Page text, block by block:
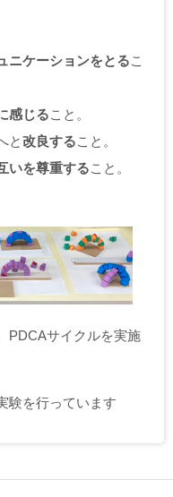
ニケーションをとるこ
感じること。
と改良すること。
いを尊重すること。
PDCAサイクルを実施
験を行っています